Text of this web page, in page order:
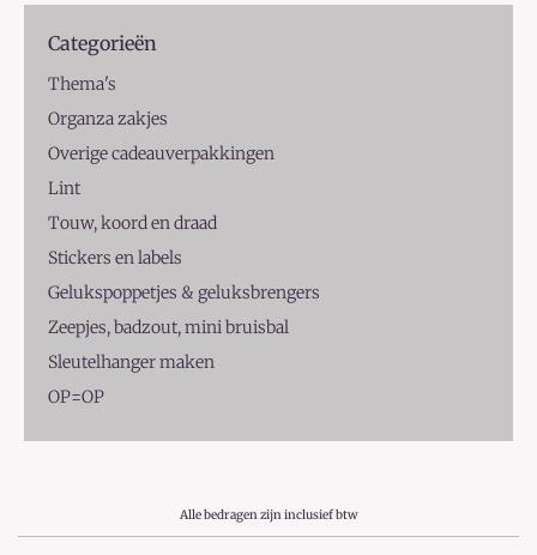
Categorieën
Thema's
Organza zakjes
Overige cadeauverpakkingen
Lint
Touw, koord en draad
Stickers en labels
Gelukspoppetjes & geluksbrengers
Zeepjes, badzout, mini bruisbal
Sleutelhanger maken
OP=OP
Alle bedragen zijn inclusief btw